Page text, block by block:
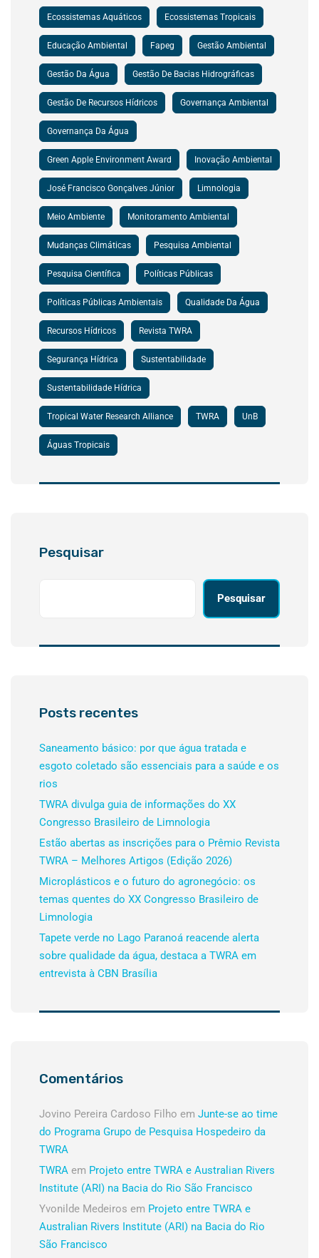
Ecossistemas Aquáticos Ecossistemas Tropicais
Educação Ambiental Fapeg Gestão Ambiental
Gestão Da Água Gestão De Bacias Hidrográficas
Gestão De Recursos Hídricos Governança Ambiental
Governança Da Água
Green Apple Environment Award Inovação Ambiental
José Francisco Gonçalves Júnior Limnologia
Meio Ambiente Monitoramento Ambiental
Mudanças Climáticas Pesquisa Ambiental
Pesquisa Científica Políticas Públicas
Políticas Públicas Ambientais Qualidade Da Água
Recursos Hídricos Revista TWRA
Segurança Hídrica Sustentabilidade
Sustentabilidade Hídrica
Tropical Water Research Alliance TWRA UnB
Águas Tropicais
Pesquisar
Pesquisar
Posts recentes
Saneamento básico: por que água tratada e
esgoto coletado são essenciais para a saúde e os
rios
TWRA divulga guia de informações do XX
Congresso Brasileiro de Limnologia
Estão abertas as inscrições para o Prêmio Revista
TWRA – Melhores Artigos (Edição 2026)
Microplásticos e o futuro do agronegócio: os
temas quentes do XX Congresso Brasileiro de
Limnologia
Tapete verde no Lago Paranoá reacende alerta
sobre qualidade da água, destaca a TWRA em
entrevista à CBN Brasília
Comentários
Jovino Pereira Cardoso Filho em Junte-se ao time
do Programa Grupo de Pesquisa Hospedeiro da
TWRA
TWRA em Projeto entre TWRA e Australian Rivers
Institute (ARI) na Bacia do Rio São Francisco
Yvonilde Medeiros em Projeto entre TWRA e
Australian Rivers Institute (ARI) na Bacia do Rio
São Francisco